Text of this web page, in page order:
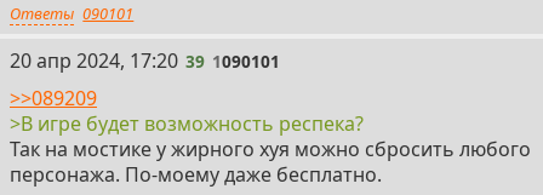
Ответы 090101
39
20 апр 2024, 17:20 39 1090101
>>089209
>В игре будет возможность респека?
Так на мостике у жирного хуя можно сбросить любого
персонажа. По-моему даже бесплатно.